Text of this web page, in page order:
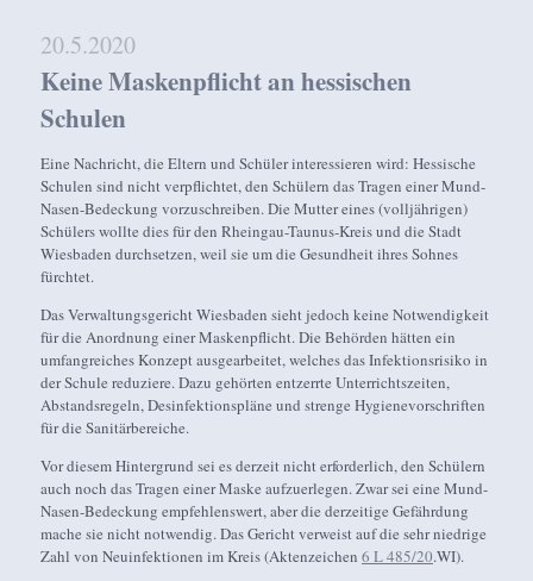
20.5.2020
Keine Maskenpflicht an hessischen
Schulen
Eine Nachricht, die Eltern und Schüler interessieren wird: Hessische
Schulen sind nicht verpflichtet, den Schülern das Tragen einer Mund-
Nasen-Bedeckung vorzuschreiben. Die Mutter eines (volljährigen)
Schülers wollte dies für den Rheingau-Taunus-Kreis und die Stadt
Wiesbaden durchsetzen, weil sie um die Gesundheit ihres Sohnes
fürchtet.
Das Verwaltungsgericht Wiesbaden sieht jedoch keine Notwendigkeit
für die Anordnung einer Maskenpflicht. Die Behörden hätten ein
umfangreiches Konzept ausgearbeitet, welches das Infektionsrisiko in
der Schule reduziere. Dazu gehörten entzerrte Unterrichtszeiten,
Abstandsregeln, Desinfektionspläne und strenge Hygienevorschriften
für die Sanitärbereiche.
Vor diesem Hintergrund sei es derzeit nicht erforderlich, den Schülern
auch noch das Tragen einer Maske aufzuerlegen. Zwar sei eine Mund-
Nasen-Bedeckung empfehlenswert, aber die derzeitige Gefährdung
mache sie nicht notwendig. Das Gericht verweist auf die sehr niedrige
Zahl von Neuinfektionen im Kreis (Aktenzeichen6 L 485/20.WI).